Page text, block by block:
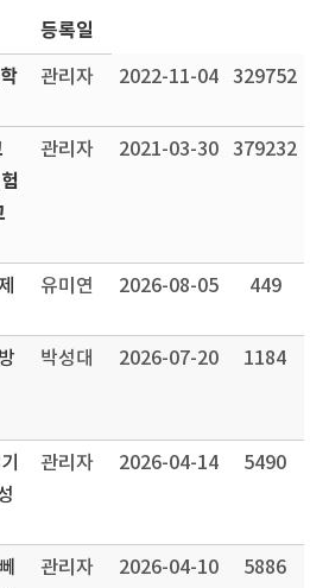
등록일
관리자 2022-11-04 329752
관리자 2021-03-30 379232
유미연 2026-08-05 449
박성대 2026-07-20 1184
관리자 2026-04-14 5490
관리자 2026-04-10 5886